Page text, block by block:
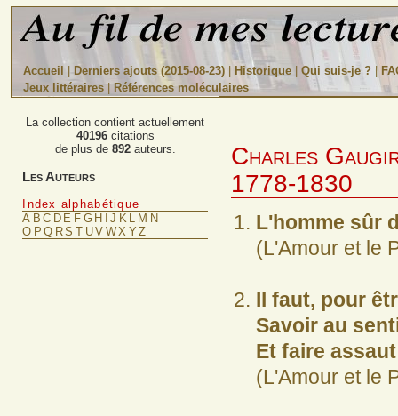
Accueil | Derniers ajouts (2015-08-23) | Historique| Qui suis-je ? |
Jeux littéraires| Références moléculaires
Charles
1778-1830
L'homme sûr
(L'Amour et le
Il faut, pour
Savoir au
Et faire
(L'Amour et le
La collection contient actuellement
40196citations
de plus de 892auteurs.
Les Auteurs
Index alphabétique
A BC D E F G H IJ K L M N
O PQ RST UV WX YZ